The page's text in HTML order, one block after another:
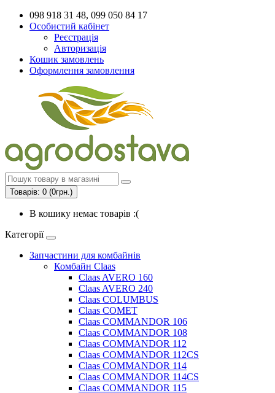
098 918 31 48, 099 050 84 17
Особистий кабінет
Реєстрація
Авторизація
Кошик замовлень
Оформлення замовлення
Товарів: 0 (0грн.)
В кошику немає товарів :(
Категорії
Запчастини для комбайнів
Комбайн Claas
Claas AVERO 160
Claas AVERO 240
Claas COLUMBUS
Claas COMET
Claas COMMANDOR 106
Claas COMMANDOR 108
Claas COMMANDOR 112
Claas COMMANDOR 112CS
Claas COMMANDOR 114
Claas COMMANDOR 114CS
Claas COMMANDOR 115